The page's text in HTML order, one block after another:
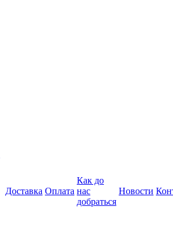
Доставка Оплата
Как до
нас
добраться
Новости